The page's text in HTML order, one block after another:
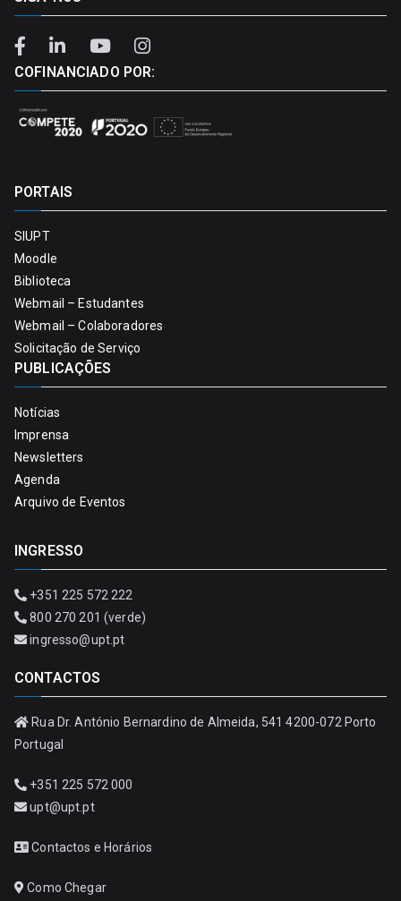
COFINANCIADO POR:
PORTAIS
SIUPT
Moodle
Biblioteca
Webmail – Estudantes
Webmail – Colaboradores
Solicitação de Serviço
PUBLICAÇÕES
Notícias
Imprensa
Newsletters
Agenda
Arquivo de Eventos
INGRESSO
+351 225 572 222
800 270 201 (verde)
ingresso@upt.pt
CONTACTOS
Rua Dr. António Bernardino de Almeida, 541 4200-072 Porto
Portugal
+351 225 572 000
upt@upt.pt
Contactos e Horários
Como Chegar